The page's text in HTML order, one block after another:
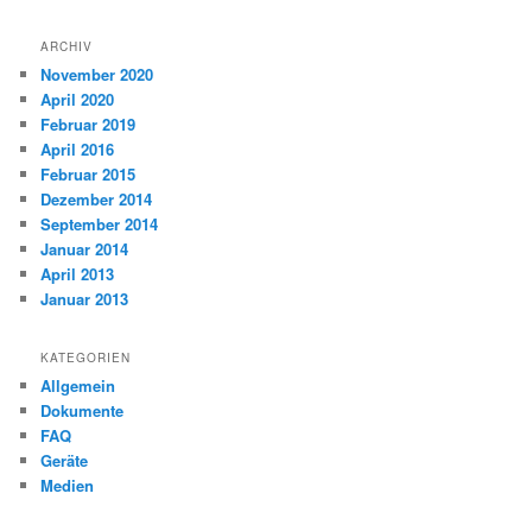
ARCHIV
November 2020
April 2020
Februar 2019
April 2016
Februar 2015
Dezember 2014
September 2014
Januar 2014
April 2013
Januar 2013
KATEGORIEN
Allgemein
Dokumente
FAQ
Geräte
Medien